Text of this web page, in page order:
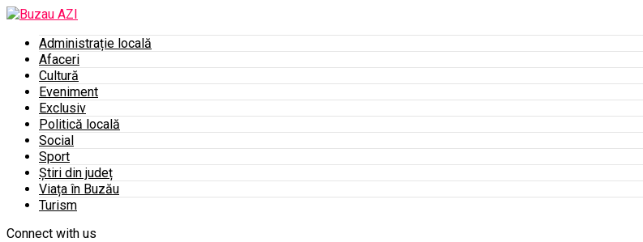
Administrație locală
Afaceri
Cultură
Eveniment
Exclusiv
Politică locală
Social
Sport
Știri din județ
Viața în Buzău
Turism
Connect with us